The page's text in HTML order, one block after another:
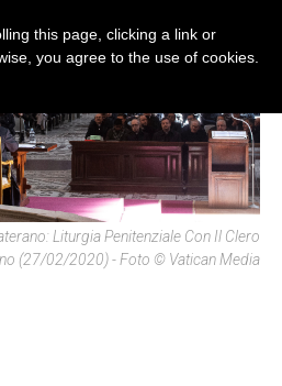
Liturgia Penitenziale Con Il Clero
(27/02/2020) - Foto © Vatican Media
this page, clicking a link or
you agree to the use of cookies.